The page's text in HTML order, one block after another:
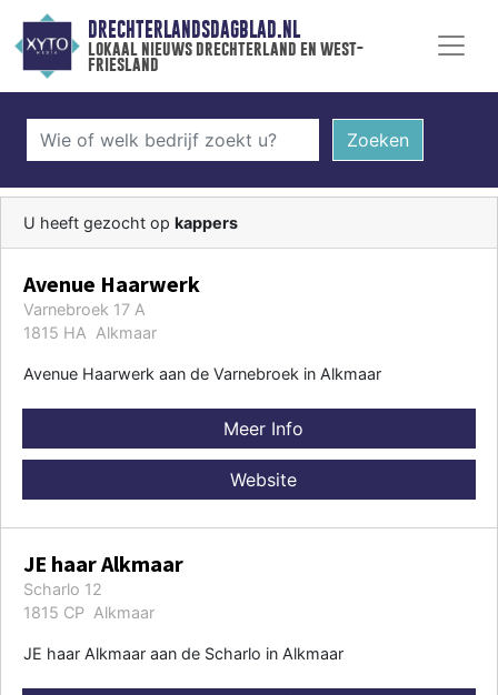
DRECHTERLANDSDAGBLAD.NL
lokaal nieuws drechterland en west-
friesland
Zoeken
U heeft gezocht op kappers
Avenue Haarwerk
Varnebroek 17 A
1815 HA Alkmaar
Avenue Haarwerk aan de Varnebroek in Alkmaar
Meer Info
Website
JE haar Alkmaar
Scharlo 12
1815 CP Alkmaar
JE haar Alkmaar aan de Scharlo in Alkmaar